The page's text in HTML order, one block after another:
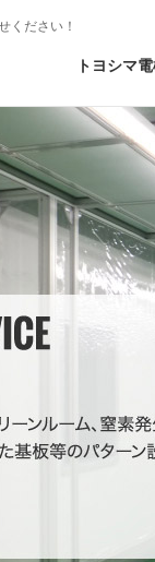
ください！
トヨシマ
クリーンブー
FFU